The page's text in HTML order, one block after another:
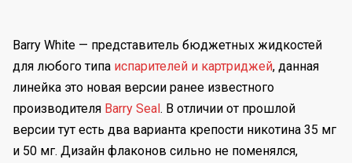
Barry White — представитель бюджетных жидкостей
для любого типа испарителей и картриджей, данная
линейка это новая версии ранее известного
производителя Barry Seal. В отличии от прошлой
версии тут есть два варианта крепости никотина 35 мг
и 50 мг. Дизайн флаконов сильно не поменялся,